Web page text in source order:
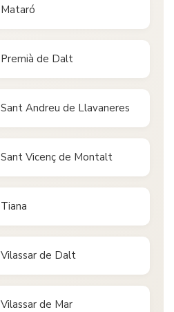
Mataró
Premià de Dalt
Sant Andreu de Llavaneres
Sant Vicenç de Montalt
Tiana
Vilassar de Dalt
Vilassar de Mar